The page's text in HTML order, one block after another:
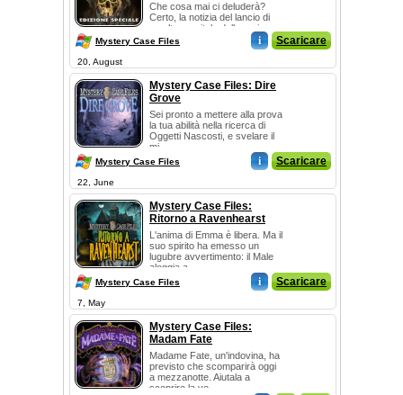
Che cosa mai ci deluderà?
Certo, la notizia del lancio di
un altro capitolo della serie
Mystery C...
Mystery Case Files i Scaricare
20, August
Mystery Case Files: Dire
Grove
Sei pronto a mettere alla prova
la tua abilità nella ricerca di
Oggetti Nascosti, e svelare il
mi...
Mystery Case Files i Scaricare
22, June
Mystery Case Files:
Ritorno a Ravenhearst
L'anima di Emma è libera. Ma il
suo spirito ha emesso un
lugubre avvertimento: il Male
aleggia a...
Mystery Case Files i Scaricare
7, May
Mystery Case Files:
Madam Fate
Madame Fate, un'indovina, ha
previsto che scomparirà oggi
a mezzanotte. Aiutala a
scoprire la ve...